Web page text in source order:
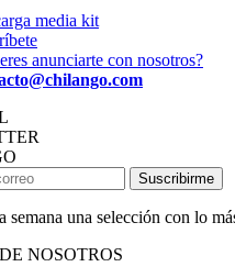
media kit
anunciarte con nosotros?
Suscribirme
semana una selección con lo
NOSOTROS